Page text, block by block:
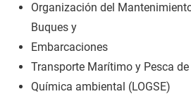
Organización del
Buques y
Embarcaciones
Transporte Marítimo y Pesca
Química ambiental (LOGSE)